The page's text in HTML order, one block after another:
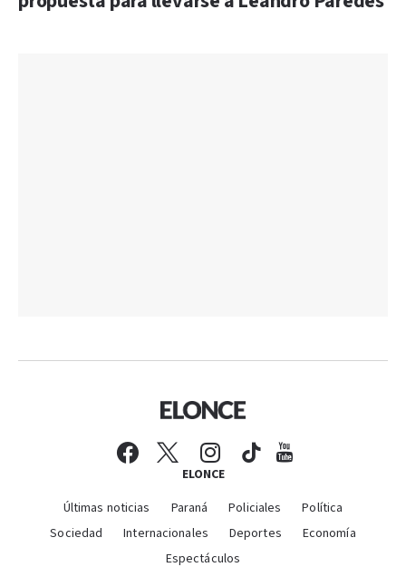
ELONCE
Últimas noticias Paraná Policiales
Política
Sociedad
Internacionales Deportes
Economía
Espectáculos